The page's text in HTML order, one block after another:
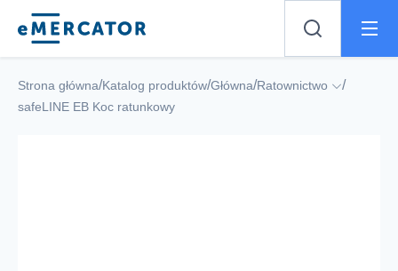
Mercator
Strona główna/Katalog produktów/Główna/Ratownictwo /
safeLINE EB Koc ratunkowy